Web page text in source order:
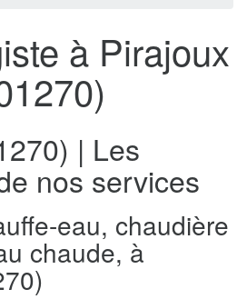
à Pirajoux
| Les
nos services
eau, chaudière
chaude, à